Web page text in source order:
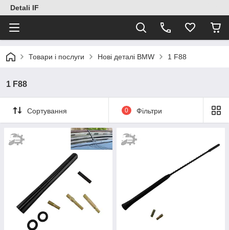
Detali IF
Товари і послуги Нові деталі BMW 1 F88
1 F88
Сортування 0 Фільтри